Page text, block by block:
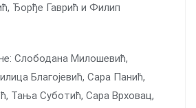
Ђорђе Гаврић и Филип
Слободана Милошевић,
Благојевић, Сара Панић,
Тања Суботић, Сара Врховац,